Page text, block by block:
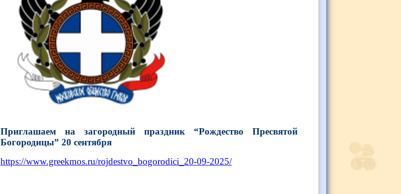
Приглашаем на загородный праздник “Рождество Пресвятой
Богородицы” 20 сентября
https://www.greekmos.ru/rojdestvo_bogorodici_20-09-2025/